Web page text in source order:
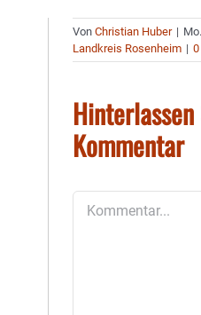
VonChristian Huber |
Landkreis Rosenheim |
Kommentar